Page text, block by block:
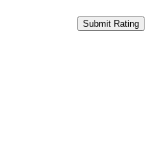
Submit Rating